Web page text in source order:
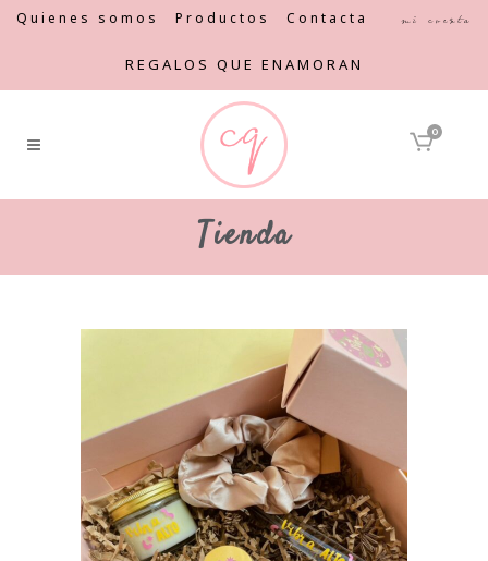
Quienes somos Productos Contacta Mi cuenta
REGALOS QUE ENAMORAN
0
Tienda